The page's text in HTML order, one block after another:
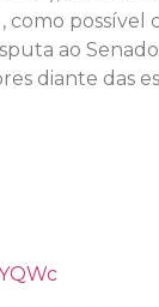
como
ao
diante